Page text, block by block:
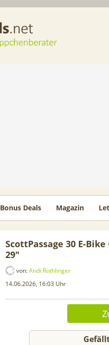
Bonus Deals Magazin
ScottPassage 30 E-
29″
von:Andi Rothlinger
14.06.2026, 16:03 Uhr